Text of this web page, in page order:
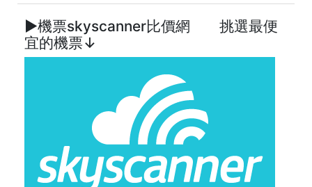
►機票skyscanner比價網 挑選最便
宜的機票↓